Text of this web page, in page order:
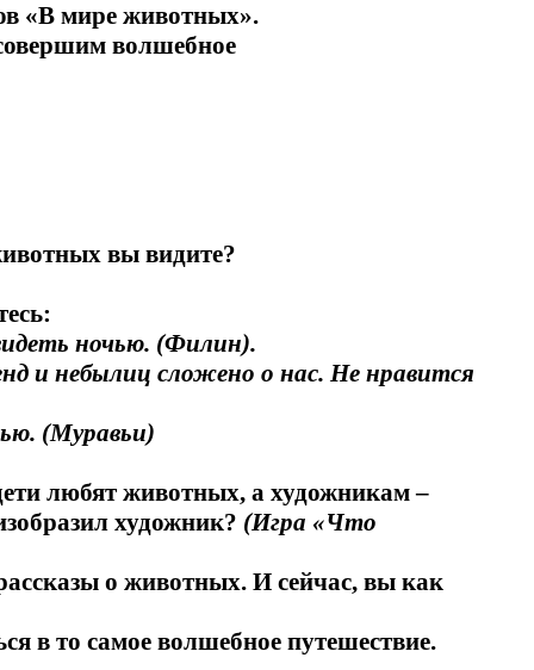
«В мире животных».
волшебное
вы видите?
ночью. (Филин).
и небылиц сложено о нас. Не нравится
(Муравьи)
любят животных, а художникам –
художник? (Игра «Что
о животных. И сейчас, вы как
в то самое волшебное путешествие.